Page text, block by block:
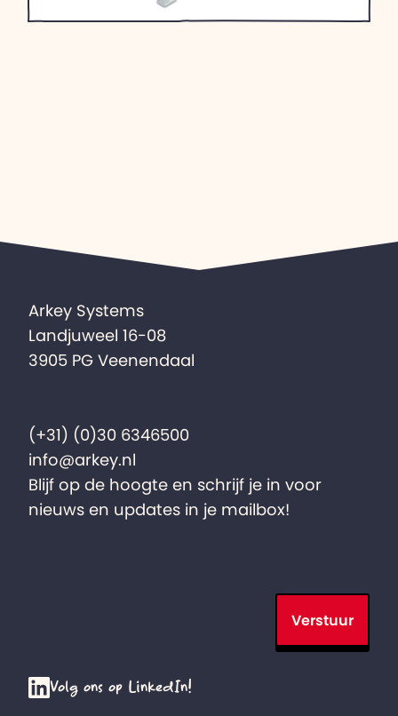
Arkey Systems
Landjuweel 16-08
3905 PG Veenendaal
(+31) (0)30 6346500
info@arkey.nl
Blijf op de hoogte en schrijf je in voor
nieuws en updates in je mailbox!
Verstuur
Volg ons op LinkedIn!